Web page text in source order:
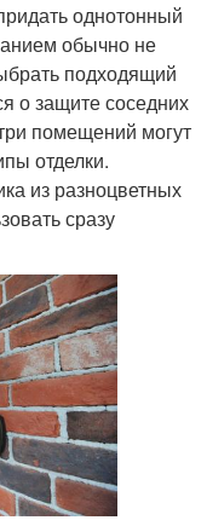
однотонный
обычно не
подходящий
о защите соседних
помещений могут
отделки.
из разноцветных
сразу